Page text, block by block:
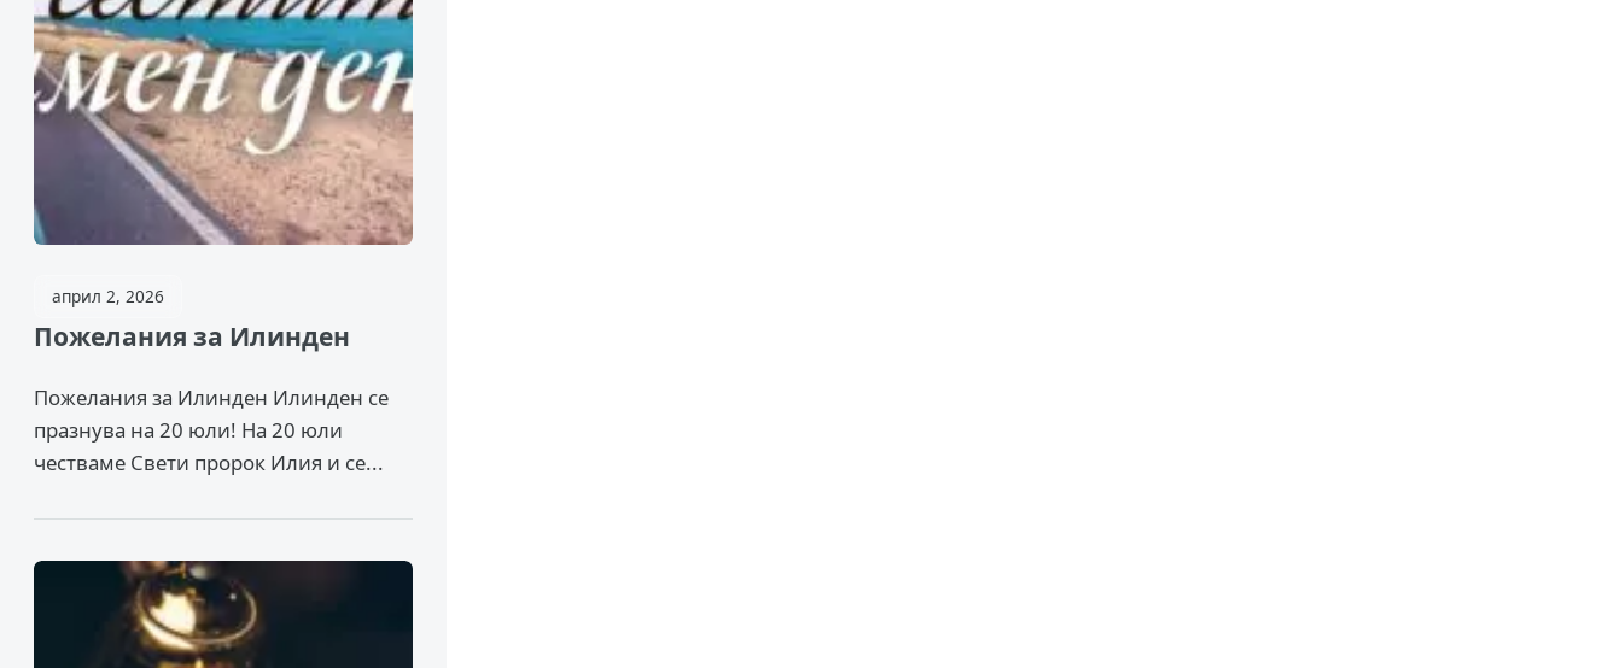
април 2, 2026
Пожелания за Илинден
Пожелания за Илинден Илинден се
празнува на 20 юли! На 20 юли
честваме Свети пророк Илия и се...